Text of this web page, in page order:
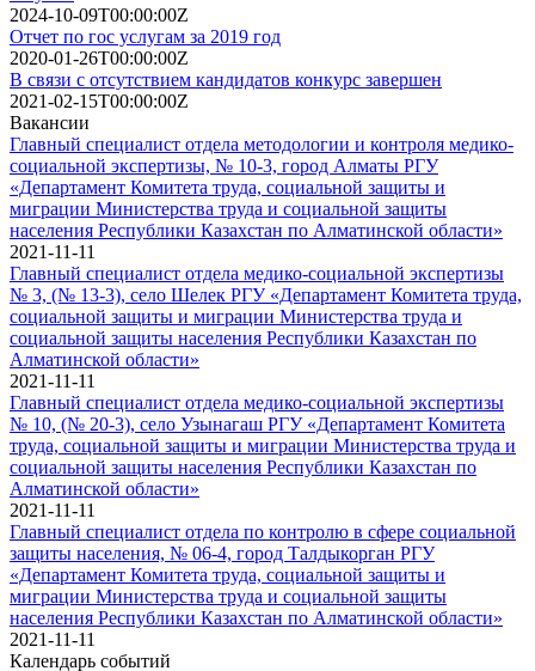
2024-10-09T00:00:00Z
Отчет по гос услугам за 2019 год
2020-01-26T00:00:00Z
В связи с отсутствием кандидатов конкурс завершен
2021-02-15T00:00:00Z
Вакансии
Главный специалист отдела методологии и контроля медико-
социальной экспертизы, № 10-3, город Алматы РГУ
«Департамент Комитета труда, социальной защиты и
миграции Министерства труда и социальной защиты
населения Республики Казахстан по Алматинской области»
2021-11-11
Главный специалист отдела медико-социальной экспертизы
№ 3, (№ 13-3), село Шелек РГУ «Департамент Комитета труда,
социальной защиты и миграции Министерства труда и
социальной защиты населения Республики Казахстан по
Алматинской области»
2021-11-11
Главный специалист отдела медико-социальной экспертизы
№ 10, (№ 20-3), село Узынагаш РГУ «Департамент Комитета
труда, социальной защиты и миграции Министерства труда и
социальной защиты населения Республики Казахстан по
Алматинской области»
2021-11-11
Главный специалист отдела по контролю в сфере социальной
защиты населения, № 06-4, город Талдыкорган РГУ
«Департамент Комитета труда, социальной защиты и
миграции Министерства труда и социальной защиты
населения Республики Казахстан по Алматинской области»
2021-11-11
Календарь событий